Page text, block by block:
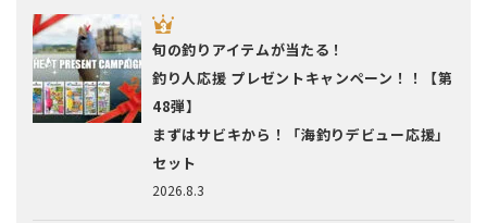
2026.8.3
旬の釣りアイテムが当たる！
釣り人応援 プレゼントキャンペーン！！【第
48弾】
まずはサビキから！「海釣りデビュー応援」
セット